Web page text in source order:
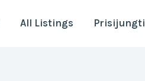
All Listings Prisijungti